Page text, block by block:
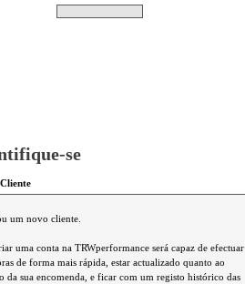
se
um novo cliente.
uma conta na TRWperformance será capaz de efectuar
de forma mais rápida, estar actualizado quanto ao
da sua encomenda, e ficar com um registo histórico das